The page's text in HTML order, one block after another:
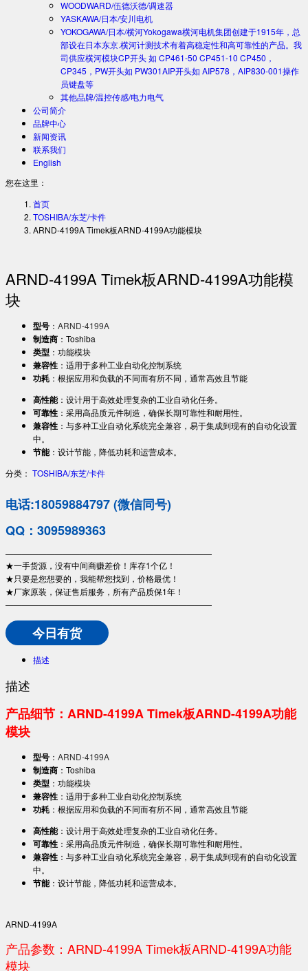
WOODWARD/伍德沃德/调速器
YASKAWA/日本/安川电机
YOKOGAWA/日本/横河Yokogawa横河电机集团创建于1915年，总
部设在日本东京.横河计测技术有着高稳定性和高可靠性的产品。我
司供应横河模块CP开头 如 CP461-50 CP451-10 CP450，
CP345，PW开头如 PW301AIP开头如 AIP578，AIP830-001操作
员键盘等
其他品牌/温控传感/电力电气
公司简介
品牌中心
新闻资讯
联系我们
English
您在这里：
首页
TOSHIBA/东芝/卡件
ARND-4199A Timek板ARND-4199A功能模块
ARND-4199A Timek板ARND-4199A功能模
块
型号 ： ARND-4199A
制造商 ：Toshiba
类型 ：功能模块
兼容性 ：适用于多种工业自动化控制系统
功耗 ：根据应用和负载的不同而有所不同，通常高效且节能
高性能：设计用于高效处理复杂的工业自动化任务。
可靠性 ：采用高品质元件制造，确保长期可靠性和耐用性。
兼容性 ：与多种工业自动化系统完全兼容，易于集成到现有的自动化设置
中。
节能：设计节能，降低功耗和运营成本。
分类： TOSHIBA/东芝/卡件
电话:18059884797 (微信同号)
QQ：3095989363
—————————————————————————
★一手货源，没有中间商赚差价！库存1个亿！
★只要是您想要的，我能帮您找到，价格最优！
★厂家原装，保证售后服务，所有产品质保1年！
—————————————————————————
今日有货
描述
描述
产品细节：ARND-4199A Timek板ARND-4199A功能
模块
型号 ： ARND-4199A
制造商 ：Toshiba
类型 ：功能模块
兼容性 ：适用于多种工业自动化控制系统
功耗 ：根据应用和负载的不同而有所不同，通常高效且节能
高性能：设计用于高效处理复杂的工业自动化任务。
可靠性 ：采用高品质元件制造，确保长期可靠性和耐用性。
兼容性 ：与多种工业自动化系统完全兼容，易于集成到现有的自动化设置
中。
节能：设计节能，降低功耗和运营成本。
ARND-4199A
产品参数：ARND-4199A Timek板ARND-4199A功能
模块